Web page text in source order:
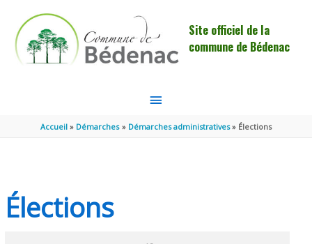
Site officiel de la
commune de Bédenac
MENU
PRINCIPAL
Accueil Démarches Démarches administratives Élections
Élections